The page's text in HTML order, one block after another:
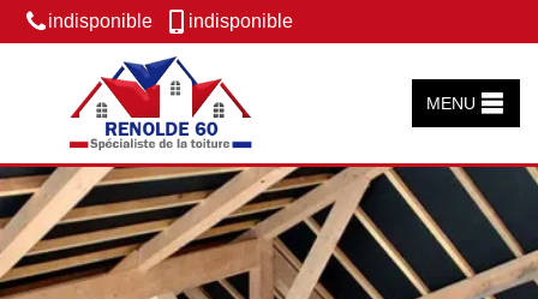
indisponible indisponible
MENU